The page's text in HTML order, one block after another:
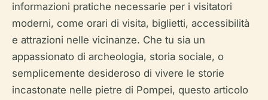
informazioni pratiche necessarie per i visitatori
moderni, come orari di visita, biglietti, accessibilità
e attrazioni nelle vicinanze. Che tu sia un
appassionato di archeologia, storia sociale, o
semplicemente desideroso di vivere le storie
incastonate nelle pietre di Pompei, questo articolo